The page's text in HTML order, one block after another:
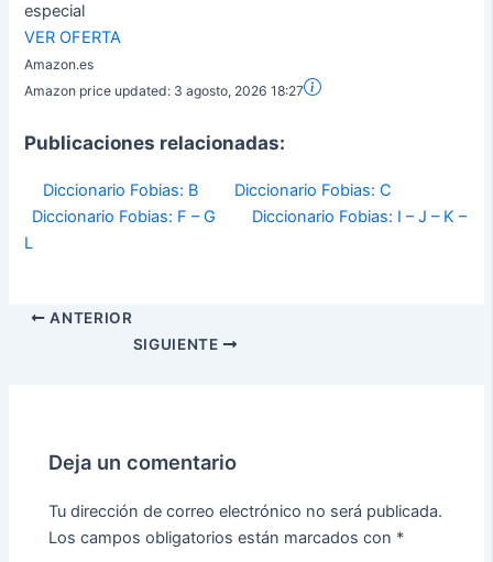
especial
VER OFERTA
Amazon.es
Amazon price updated: 3 agosto, 2026 18:27
Publicaciones relacionadas:
Diccionario Fobias: B
Diccionario Fobias: C
Diccionario Fobias: F – G
Diccionario Fobias: I – J – K –
L
ANTERIOR
SIGUIENTE
Deja un comentario
Tu dirección de correo electrónico no será publicada.
Los campos obligatorios están marcados con *